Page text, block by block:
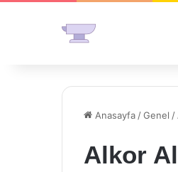
Anasayfa /Genel /
Alkor